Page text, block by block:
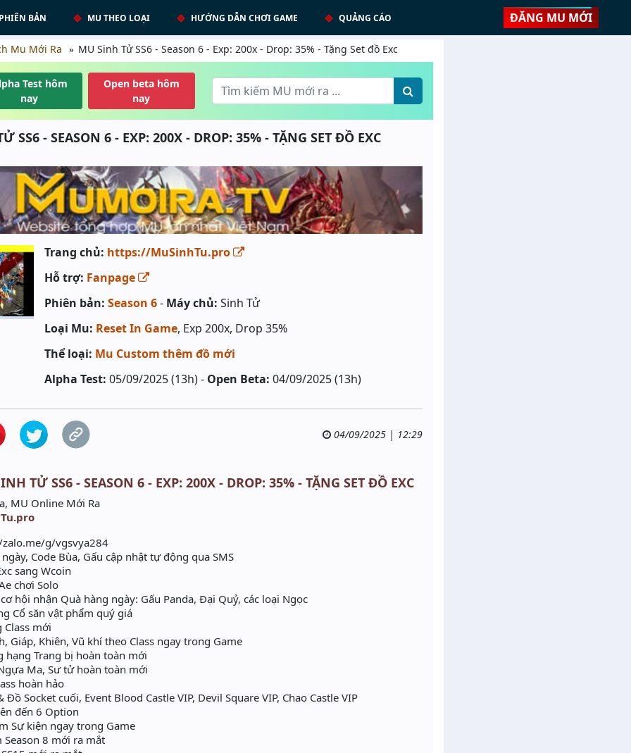
BẢN MU THEO LOẠI HƯỚNG DẪN CHƠI GAME QUẢNG CÁO ĐĂNG MU MỚI
Mu Mới Ra MU Sinh Tử SS6 - Season 6 - Exp: 200x - Drop: 35% - Tặng Set đồ Exc
Test hôm
nay
Open beta hôm
nay
SS6 - SEASON 6 - EXP: 200X - DROP: 35% - TẶNG SET ĐỒ EXC
Trang chủ: https://MuSinhTu.pro
Hỗ trợ: Fanpage
Phiên bản: Season 6- Máy chủ: Sinh Tử
Loại Mu: Reset In Game, Exp 200x, Drop 35%
Thể loại: Mu Custom thêm đồ mới
Alpha Test: 05/09/2025 (13h) - Open Beta: 04/09/2025 (13h)
04/09/2025 | 12:29
TỬ SS6 - SEASON 6 - EXP: 200X - DROP: 35% - TẶNG SET ĐỒ EXC
MU Online Mới Ra
g/vgsvya284
Code Bùa, Gấu cập nhật tự động qua SMS
sang Wcoin
chơi Solo
hội nhận Quà hàng ngày: Gấu Panda, Đại Quỷ, các loại Ngọc
Cổ săn vật phẩm quý giá
mới
Giáp, Khiên, Vũ khí theo Class ngay trong Game
hạng Trang bị hoàn toàn mới
Ma, Sư tử hoàn toàn mới
hoàn hảo
Socket cuối, Event Blood Castle VIP, Devil Square VIP, Chao Castle VIP
đến 6 Option
Sự kiện ngay trong Game
8 mới ra mắt